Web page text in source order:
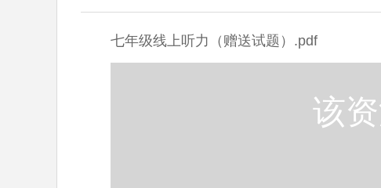
七年级线上听力（赠送试题）.pdf
该